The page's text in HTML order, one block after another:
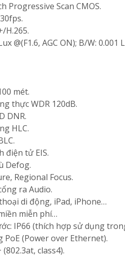
Progressive Scan CMOS.
H.265.
@(F1.6, AGC ON); B/W: 0.001
mét.
thực WDR 120dB.
DNR.
HLC.
điện tử EIS.
Defog.
Regional Focus.
ra Audio.
di động, iPad, iPhone…
miễn phí…
IP66 (thích hợp sử dụng
(Power over Ethernet).
class4).